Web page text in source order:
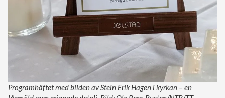
Programhäftet med bilden av Stein Erik Hagen i kyrkan – en